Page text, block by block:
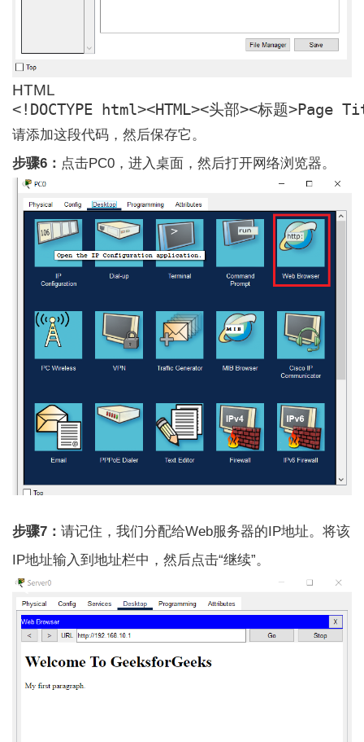
HTML
<!DOCTYPE html><HTML><头部><标题>Page
请添加这段代码，然后保存它。
步骤6： 点击PC0，进入桌面，然后打开网络浏览器。
步骤7：请记住，我们分配给Web服务器的IP地址。将该
IP地址输入到地址栏中，然后点击“继续”。